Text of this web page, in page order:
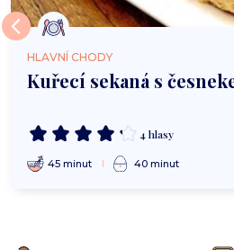
HLAVNÍ CHODY
Kuřecí sekaná s
4 hlasy
45 minut 40 minut